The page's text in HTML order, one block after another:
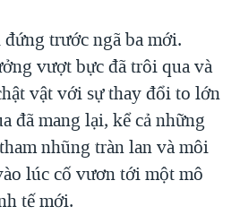
trước ngã ba mới.
vượt bực đã trôi qua và
vật với sự thay đổi to lớn
đã mang lại, kể cả những
nhũng tràn lan và môi
lúc cố vươn tới một mô
tế mới.